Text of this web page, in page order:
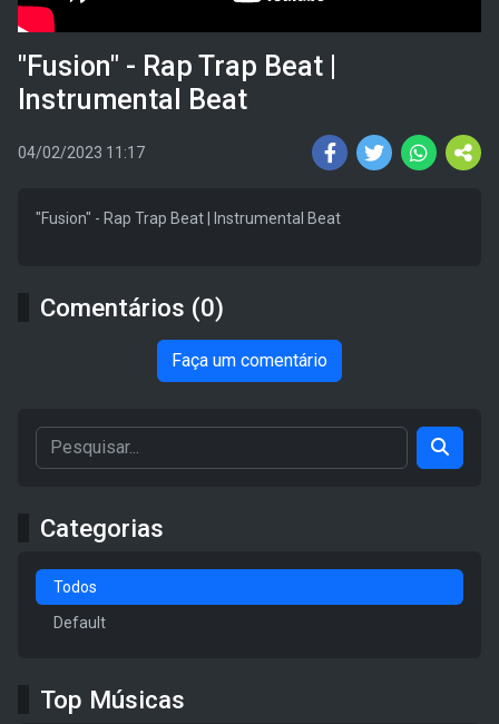
"Fusion" - Rap Trap Beat |
Instrumental Beat
04/02/2023 11:17
"Fusion" - Rap Trap Beat | Instrumental Beat
Comentários (0)
Faça um comentário
Categorias
Todos
Default
Top Músicas